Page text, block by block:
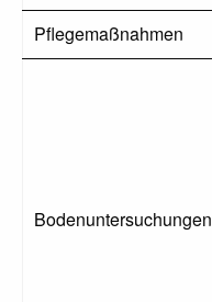
Pflegemaßnahmen
Bodenuntersuchungen